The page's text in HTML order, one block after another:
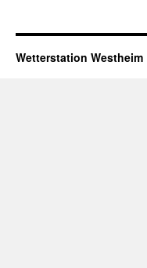
Wetterstation Westheim